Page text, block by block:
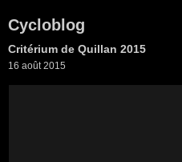
Cycloblog
Critérium de Quillan 2015
16 août 2015